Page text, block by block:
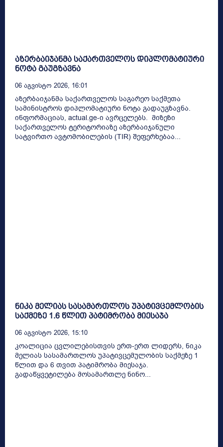
აზერბაიჯანმა საქართველოს დიპლომატიური
ნოტა გაუგზავნა
06 Აგვისტო 2026, 16:01
აზერბაიჯანმა საქართველოს საგარეო საქმეთა
სამინისტროს დიპლომატიური ნოტა გადაუგზავნა.
ინფორმაციას, actual.ge-ი ავრცელებს. მიზეზი
საქართველოს ტერიტორიაზე აზერბაიჯანული
სატვირთო ავტომობილების (TIR) შეფერხებაა...
ნიკა მელიას სასამართლოს უპატივცემლობის
საქმეზე 1.6 წლით პატიმრობა მიესაჯა
06 Აგვისტო 2026, 15:10
კოალიცია ცვლილებისთვის ერთ-ერთ ლიდერს, ნიკა
მელიას სასამართლოს უპატივცემულობის საქმეზე 1
წლით და 6 თვით პატიმრობა მიესაჯა.
გადაწყვეტილება მოსამართლე ნინო...